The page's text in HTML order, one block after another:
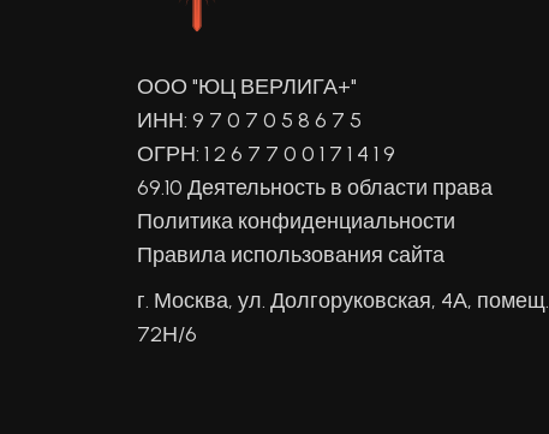
ООО "ЮЦ ВЕРЛИГА+"
ИНН: 9 7 0 7 0 5 8 6 7 5
ОГРН: 1 2 6 7 7 0 0 1 7 1 4 1 9
69.10 Деятельность в области права
Политика конфиденциальности
Правила использования сайта
г. Москва, ул. Долгоруковская, 4А, помещ.
72Н/6